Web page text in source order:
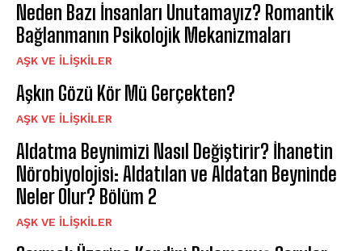
Neden Bazı İnsanları Unutamayız? Romantik
Bağlanmanın Psikolojik Mekanizmaları
AŞK VE İLIŞKILER
Aşkın Gözü Kör Mü Gerçekten?
AŞK VE İLIŞKILER
Aldatma Beynimizi Nasıl Değiştirir? İhanetin
Nörobiyolojisi: Aldatılan ve Aldatan Beyninde
Neler Olur? Bölüm 2
AŞK VE İLIŞKILER